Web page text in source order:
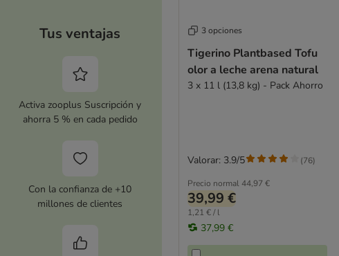
Tus ventajas
Activa zooplus Suscripción y
ahorra 5 % en cada pedido
Con la confianza de +10
millones de clientes
3 opciones
Tigerino Plantbased Tofu
olor a leche arena natural
3 x 11 l (13,8 kg) - Pack Ahorro
Precio normal 44,97 €
39,99 €
1,21 € / l
37,99 €
Valorar: 3.9/5 (76)